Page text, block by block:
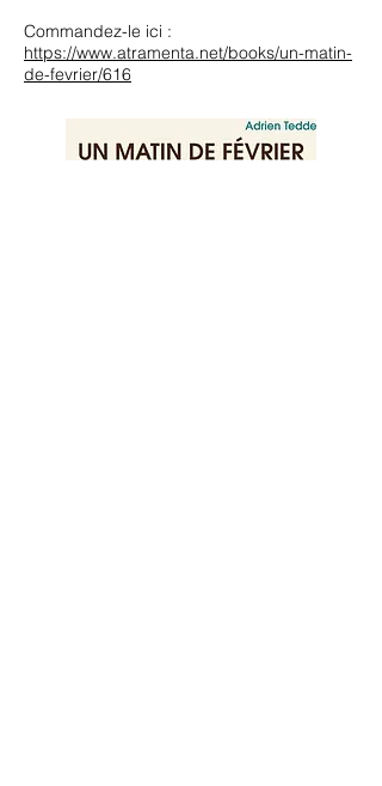
Commandez-le ici :
https://www.atramenta.net/books/un-matin-
de-fevrier/616